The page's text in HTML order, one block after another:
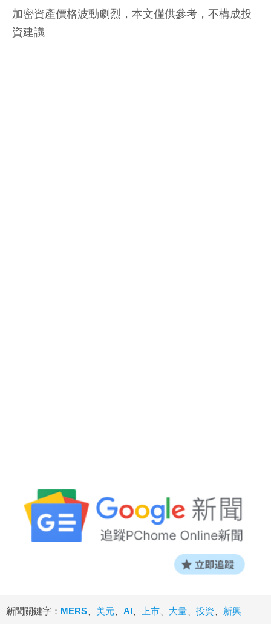
加密資產價格波動劇烈，本文僅供參考，不構成投
資建議
新聞關鍵字： MERS 美元 AI 上市 大量 投資 新興